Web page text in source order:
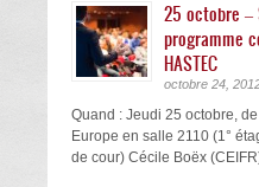
25 octobre –
programme
HASTEC
octobre 24,
Quand : Jeudi 25 octobre,
Europe en salle 2110 (1°
de cour) Cécile Boëx